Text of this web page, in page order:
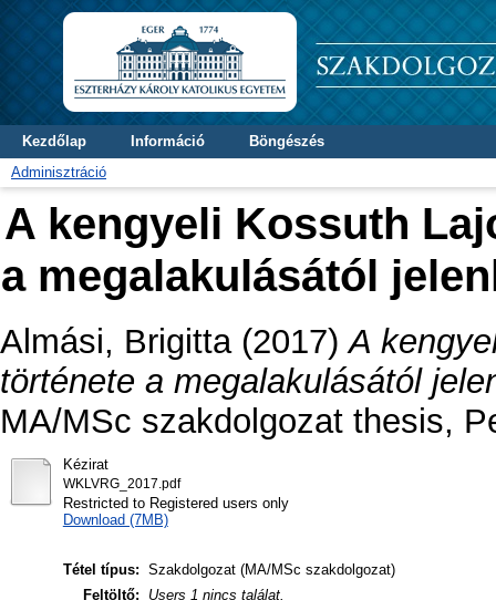
Kezdőlap Információ
Böngészés
Adminisztráció
A kengyeli Kossuth
a megalakulásától
Almási, Brigitta(2017)A
története a megalakulásától
MA/MSc szakdolgozat thesis,
Kézirat
WKLVRG_2017.pdf
Restricted to Registered users only
Download (7MB)
Tétel típus: Szakdolgozat (MA/MSc szakdolgozat)
Feltöltő:
Users 1 nincs találat.